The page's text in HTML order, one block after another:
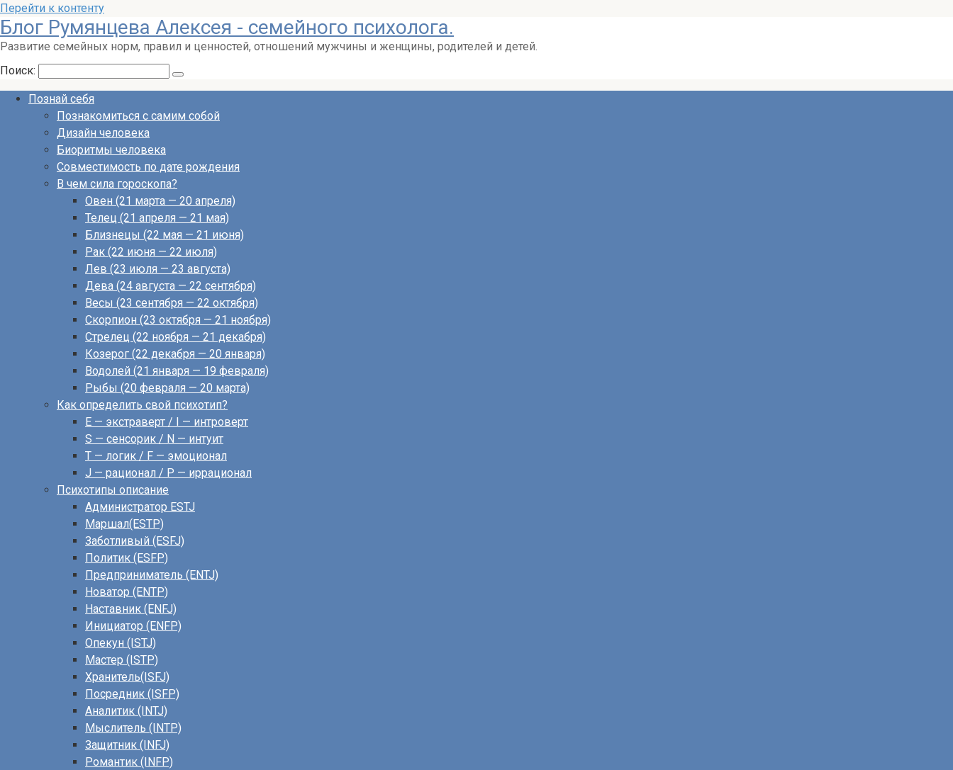
Перейти к контенту
Блог Румянцева Алексея - семейного психолога.
Развитие семейных норм, правил и ценностей, отношений мужчины и женщины, родителей и детей.
Поиск:
Познай себя
Познакомиться с самим собой
Дизайн человека
Биоритмы человека
Совместимость по дате рождения
В чем сила гороскопа?
Овен (21 марта — 20 апреля)
Телец (21 апреля — 21 мая)
Близнецы (22 мая — 21 июня)
Рак (22 июня — 22 июля)
Лев (23 июля — 23 августа)
Дева (24 августа — 22 сентября)
Весы (23 сентября — 22 октября)
Скорпион (23 октября — 21 ноября)
Стрелец (22 ноября — 21 декабря)
Козерог (22 декабря — 20 января)
Водолей (21 января — 19 февраля)
Рыбы (20 февраля — 20 марта)
Как определить свой психотип?
E — экстраверт / I — интроверт
S — сенсорик / N — интуит
T — логик / F — эмоционал
J — рационал / P — иррационал
Психотипы описание
Администратор ESTJ
Маршал(ESTP)
Заботливый (ESFJ)
Политик (ESFP)
Предприниматель (ENTJ)
Новатор (ENTP)
Наставник (ENFJ)
Инициатор (ENFP)
Опекун (ISTJ)
Мастер (ISTP)
Хранитель(ISFJ)
Посредник (ISFP)
Аналитик (INTJ)
Мыслитель (INTP)
Защитник (INFJ)
Романтик (INFP)